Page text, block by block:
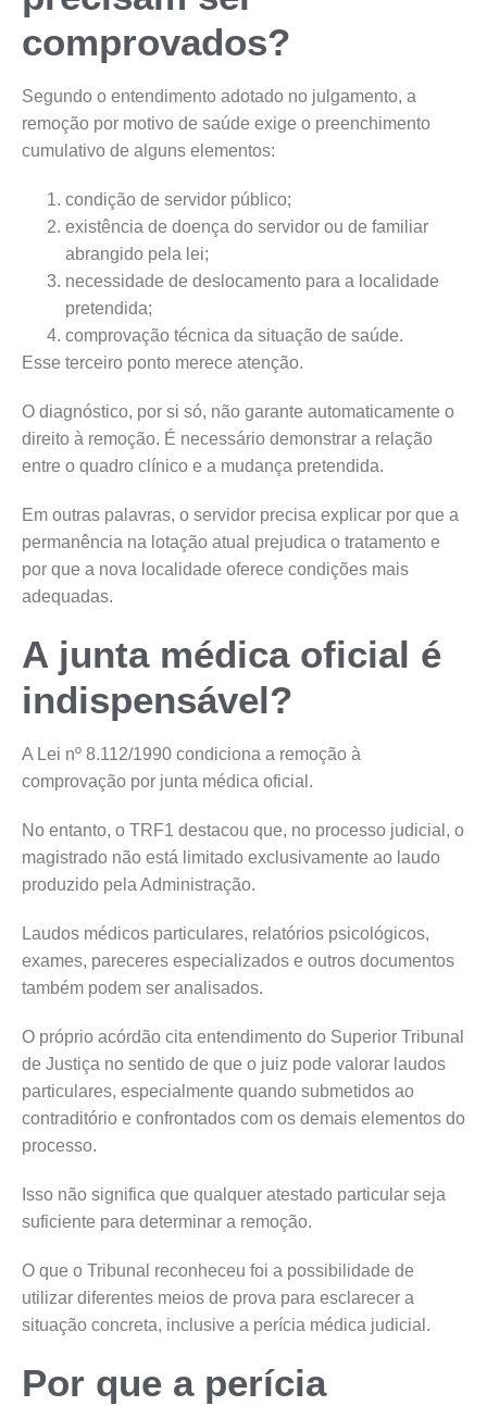
comprovados?
Segundo o entendimento adotado no julgamento, a
remoção por motivo de saúde exige o preenchimento
cumulativo de alguns elementos:
condição de servidor público;
existência de doença do servidor ou de familiar
abrangido pela lei;
necessidade de deslocamento para a localidade
pretendida;
comprovação técnica da situação de saúde.
Esse terceiro ponto merece atenção.
O diagnóstico, por si só, não garante automaticamente o
direito à remoção. É necessário demonstrar a relação
entre o quadro clínico e a mudança pretendida.
Em outras palavras, o servidor precisa explicar por que a
permanência na lotação atual prejudica o tratamento e
por que a nova localidade oferece condições mais
adequadas.
A junta médica oficial é
indispensável?
A Lei nº 8.112/1990 condiciona a remoção à
comprovação por junta médica oficial.
No entanto, o TRF1 destacou que, no processo judicial, o
magistrado não está limitado exclusivamente ao laudo
produzido pela Administração.
Laudos médicos particulares, relatórios psicológicos,
exames, pareceres especializados e outros documentos
também podem ser analisados.
O próprio acórdão cita entendimento do Superior Tribunal
de Justiça no sentido de que o juiz pode valorar laudos
particulares, especialmente quando submetidos ao
contraditório e confrontados com os demais elementos do
processo.
Isso não significa que qualquer atestado particular seja
suficiente para determinar a remoção.
O que o Tribunal reconheceu foi a possibilidade de
utilizar diferentes meios de prova para esclarecer a
situação concreta, inclusive a perícia médica judicial.
Por que a perícia